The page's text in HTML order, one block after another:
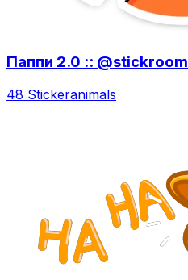
Паппи 2.0 :: @stickroom
48 Stickeranimals